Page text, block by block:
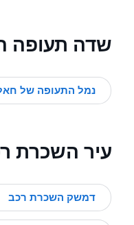
שדה תעופה
נמל התעופה של
עיר השכרת
דמשק השכרת רכב